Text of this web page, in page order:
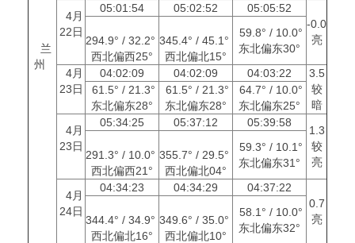
兰
州
4月
22日
05:01:54 05:02:52
05:05:52
-0.0
亮
294.9° / 32.2°
西北偏西25°
345.4° / 45.1°
西北偏北15°
59.8° / 10.0°
东北偏东30°
4月
23日
04:02:09 04:02:09 04:03:22
3.5
较
暗
61.5° / 21.3°
东北偏东28°
61.5° / 21.3°
东北偏东28°
64.7° / 10.0°
东北偏东25°
4月
23日
05:34:25 05:37:12 05:39:58
1.3
较
亮
291.3° / 10.0°
西北偏西21°
355.7° / 29.5°
西北偏北04°
59.3° / 10.1°
东北偏东31°
4月
24日
04:34:23 04:34:29
04:37:22
0.7
亮
344.4° / 34.9°
西北偏北16°
349.6° / 35.0°
西北偏北10°
58.1° / 10.0°
东北偏东32°